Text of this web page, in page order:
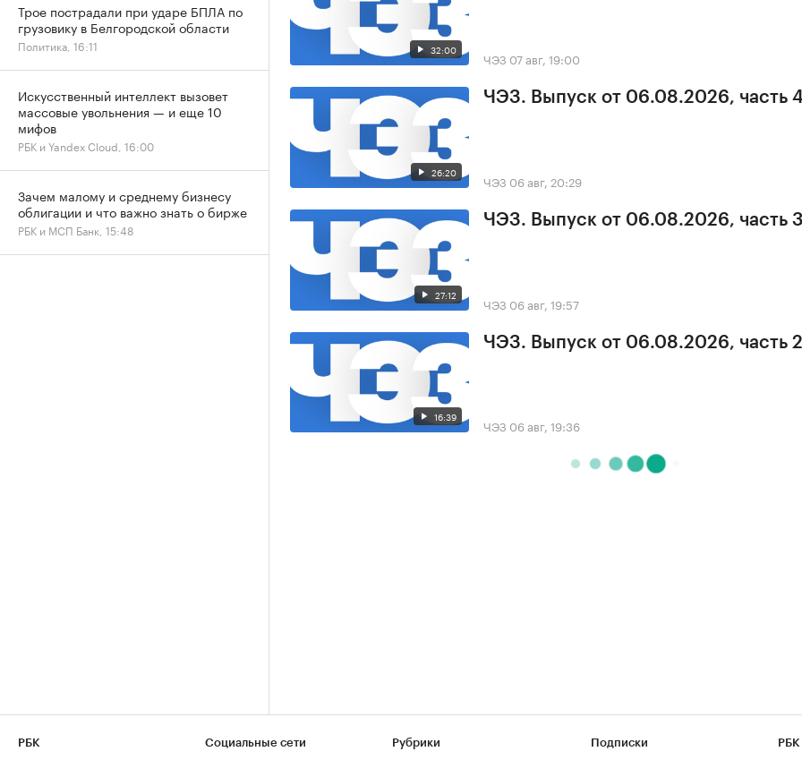
32:00 ЧЭЗ 07 авг, 19:00
26:20
ЧЭЗ. Выпуск от 06.08.2026, часть
ЧЭЗ 06 авг, 20:29
27:12
ЧЭЗ. Выпуск от 06.08.2026, часть
ЧЭЗ 06 авг, 19:57
16:39
ЧЭЗ. Выпуск от 06.08.2026, часть 2
ЧЭЗ 06 авг, 19:36
Трое пострадали при ударе БПЛА по
грузовику в Белгородской области
Политика, 16:11
Искусственный интеллект вызовет
массовые увольнения — и еще 10
мифов
РБК и Yandex Cloud, 16:00
Зачем малому и среднему бизнесу
облигации и что важно знать о бирже
РБК и МСП Банк, 15:48
РБК Социальные сети Рубрики Подписки РБК